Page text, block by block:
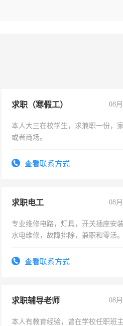
求职（寒假工） 08
本人大三在校学生，求兼职一份，
或者商场。
查看联系方式
求职电工 08
专业维修电路，灯具，开关插座安装
水电维修，故障排除，兼职和零活。
查看联系方式
求职辅导老师 08
本人有教育经验，曾在学校任职班